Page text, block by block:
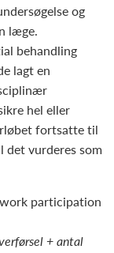
og
læge.
behandling
lagt en
hel eller
fortsatte til
det vurderes som
participation
+ antal